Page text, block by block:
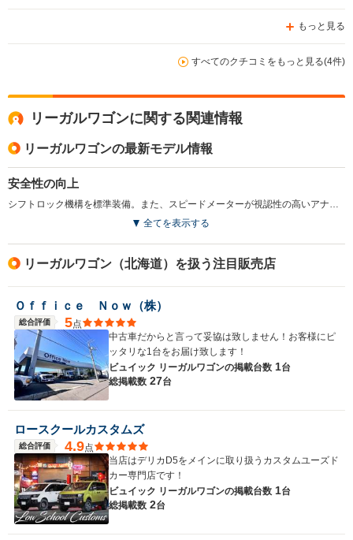
もっと見る
すべてのクチコミをもっと見る(4件)
リーガルワゴンに関する関連情報
リーガルワゴンの最新モデル情報
安全性の向上
全てを表示する
リーガルワゴン（北海道）を扱う注目販売店
Ｏｆｆｉｃｅ Ｎｏｗ（株）
総合評価 5点
中古車だからと言って妥協は致しません！お客様にピ
ッタリな1台をお届け致します！
ビュイック リーガルワゴンの掲載台数 1台
総掲載数 27台
ロースクールカスタムズ
総合評価 4.9点
当店はデリカD5をメインに取り扱うカスタムユーズド
カー専門店です！
ビュイック リーガルワゴンの掲載台数 1台
総掲載数 2台